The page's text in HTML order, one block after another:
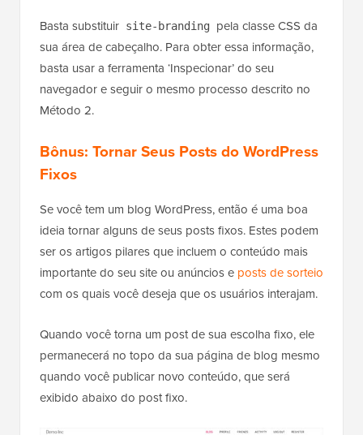
Basta substituir site-branding
pela classe CSS da
sua área de cabeçalho. Para obter essa informação,
basta usar a ferramenta ‘Inspecionar’ do seu
navegador e seguir o mesmo processo descrito no
Método 2.
Bônus: Tornar Seus Posts do WordPress
Fixos
Se você tem um blog WordPress, então é uma boa
ideia tornar alguns de seus posts fixos. Estes podem
ser os artigos pilares que incluem o conteúdo mais
importante do seu site ou anúncios e posts de sorteio
com os quais você deseja que os usuários interajam.
Quando você torna um post de sua escolha fixo, ele
permanecerá no topo da sua página de blog mesmo
quando você publicar novo conteúdo, que será
exibido abaixo do post fixo.